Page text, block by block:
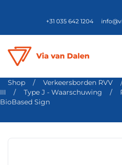
+31 035 642 1204
Shop / Verkeersborden RVV
III
/ Type J - Waarschuwing /
BioBased Sign